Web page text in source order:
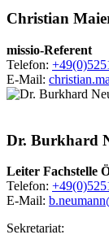
Christian
missio-Referent
Telefon:
E-Mail:
Dr. Burkhard
Leiter Fachstelle
Telefon:
E-Mail:
Sekretariat: